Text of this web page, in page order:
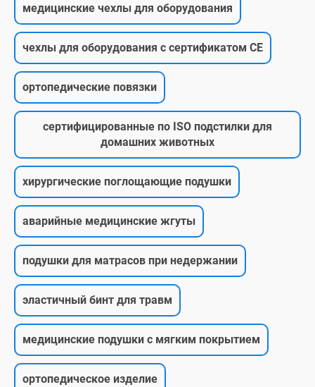
медицинские чехлы для оборудования
чехлы для оборудования с сертификатом CE
ортопедические повязки
сертифицированные по ISO подстилки для
домашних животных
хирургические поглощающие подушки
аварийные медицинские жгуты
подушки для матрасов при недержании
эластичный бинт для травм
медицинские подушки с мягким покрытием
ортопедическое изделие